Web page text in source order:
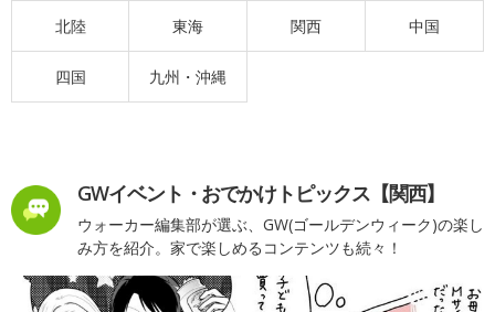
北陸 東海 関西 中国
四国 九州・沖縄
GWイベント・おでかけトピックス【関西】
ウォーカー編集部が選ぶ、GW(ゴールデンウィーク)の楽し
み方を紹介。家で楽しめるコンテンツも続々！